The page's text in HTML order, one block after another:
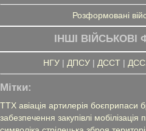
Розформовані
ІНШІ
НГУ| ДПСУ| ДССТ|
Мітки:
ТТХ авіація артилерія боєприпаси
забезпечення закупівлі мобілізація